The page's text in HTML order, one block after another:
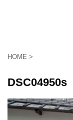
HOME >
DSC04950s